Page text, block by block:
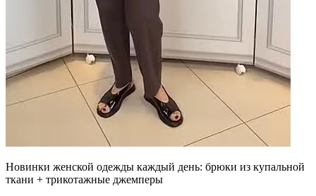
Новинки женской одежды каждый день: брюки из купальной
ткани + трикотажные джемперы